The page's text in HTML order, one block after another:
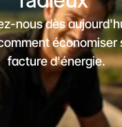
nous dès
économiser
facture d'énergie.